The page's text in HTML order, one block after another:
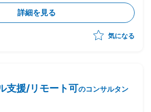
ロセスが混在している
ード管理状態やプロセスの現状整理か
理の標準プロセスを策定、導入、定着
整理
の策定
築、定着化
業務
詳細を見る
気になる
支援/リモート可のコンサルタン